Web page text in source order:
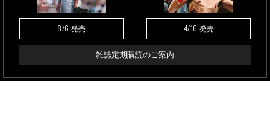
8/6 発売 4/16 発売
雑誌定期購読のご案内